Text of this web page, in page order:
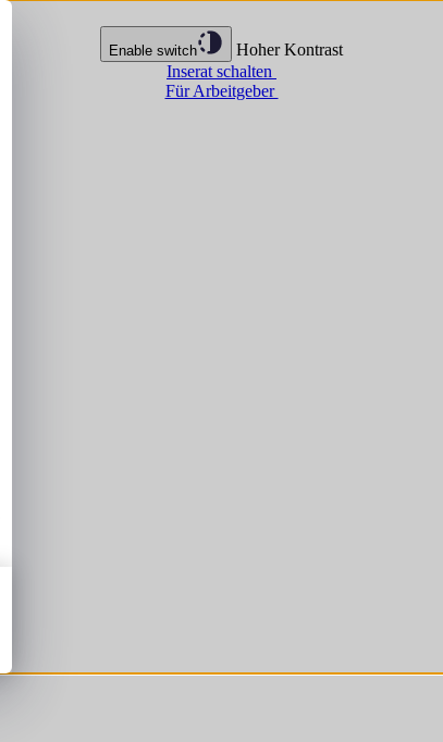
Enable switch
Hoher Kontrast
Inserat schalten
Für Arbeitgeber